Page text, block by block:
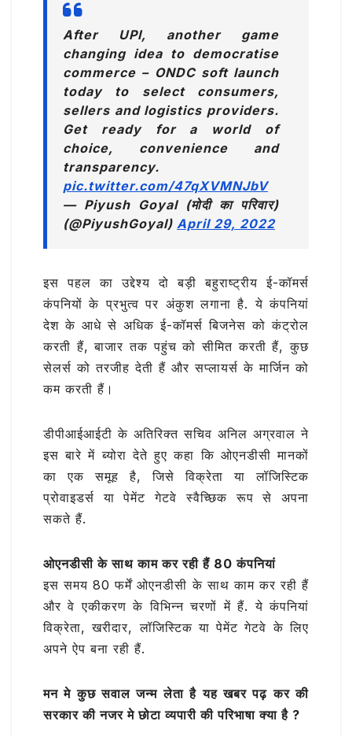
After UPI, another game
changing idea to democratise
commerce – ONDC soft launch
today to select consumers,
sellers and logistics providers.
Get ready for a world of
choice, convenience and
transparency.
pic.twitter.com/47qXVMNJbV
— Piyush Goyal (मोदी का परिवार)
(@PiyushGoyal) April 29, 2022
इस पहल का उद्देश्य दो बड़ी बहुराष्ट्रीय ई-कॉमर्स
कंपनियों के प्रभुत्व पर अंकुश लगाना है. ये कंपनियां
देश के आधे से अधिक ई-कॉमर्स बिजनेस को कंट्रोल
करती हैं, बाजार तक पहुंच को सीमित करती हैं, कुछ
सेलर्स को तरजीह देती हैं और सप्लायर्स के मार्जिन को
कम करती हैं।
डीपीआईआईटी के अतिरिक्त सचिव अनिल अग्रवाल ने
इस बारे में ब्योरा देते हुए कहा कि ओएनडीसी मानकों
का एक समूह है, जिसे विक्रेता या लॉजिस्टिक
प्रोवाइडर्स या पेमेंट गेटवे स्वैच्छिक रूप से अपना
सकते हैं.
ओएनडीसी के साथ काम कर रही हैं 80 कंपनियां
इस समय 80 फर्में ओएनडीसी के साथ काम कर रही हैं
और वे एकीकरण के विभिन्न चरणों में हैं. ये कंपनियां
विक्रेता, खरीदार, लॉजिस्टिक या पेमेंट गेटवे के लिए
अपने ऐप बना रही हैं.
मन मे कुछ सवाल जन्म लेता है यह खबर पढ़ कर की
सरकार की नजर मे छोटा व्यपारी की परिभाषा क्या है ?